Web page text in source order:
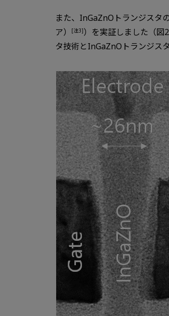
また、InGaZnOトランジスタ
ア）
[注3]）を実証しました（図
タ技術とInGaZnOトランジス